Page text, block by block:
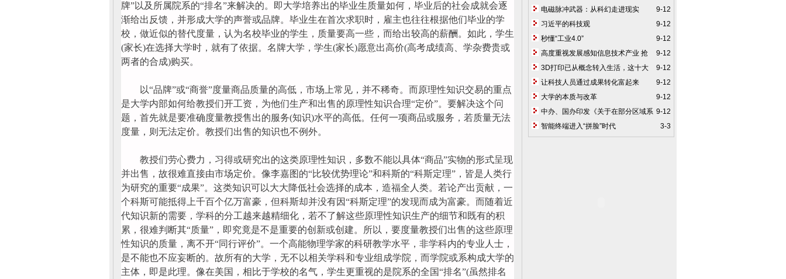
牌”以及所属院系的“排名”来解决的。即大学培养出的毕业生质量如何，毕业后的社会成就会逐
渐给出反馈，并形成大学的声誉或品牌。毕业生在首次求职时，雇主也往往根据他们毕业的学
校，做近似的替代度量，认为名校毕业的学生，质量要高一些，而给出较高的薪酬。如此，学生
(家长)在选择大学时，就有了依据。名牌大学，学生(家长)愿意出高价(高考成绩高、学杂费贵或
两者的合成)购买。
以“品牌”或“商誉”度量商品质量的高低，市场上常见，并不稀奇。而原理性知识交易的重点
是大学内部如何给教授们开工资，为他们生产和出售的原理性知识合理“定价”。要解决这个问
题，首先就是要准确度量教授售出的服务(知识)水平的高低。任何一项商品或服务，若质量无法
度量，则无法定价。教授们出售的知识也不例外。
教授们劳心费力，习得或研究出的这类原理性知识，多数不能以具体“商品”实物的形式呈现
并出售，故很难直接由市场定价。像李嘉图的“比较优势理论”和科斯的“科斯定理”，皆是人类行
为研究的重要“成果”。这类知识可以大大降低社会选择的成本，造福全人类。若论产出贡献，一
个科斯可能抵得上千百个亿万富豪，但科斯却并没有因“科斯定理”的发现而成为富豪。而随着近
代知识新的需要，学科的分工越来越精细化，若不了解这些原理性知识生产的细节和既有的积
累，很难判断其“质量”，即究竟是不是重要的创新或创建。所以，要度量教授们出售的这些原理
性知识的质量，离不开“同行评价”。一个高能物理学家的科研教学水平，非学科内的专业人士，
是不能也不应妄断的。故所有的大学，无不以相关学科和专业组成学院，而学院或系构成大学的
主体，即是此理。像在美国，相比于学校的名气，学生更重视的是院系的全国“排名”(虽然排名
密
9-12
电磁脉冲武器：从科幻走进现实
9-12
习近平的科技观
9-12
秒懂“工业4.0”
9-12
高度重视发展感知信息技术产业 抢
占智能时代制高点
9-12
3D打印已从概念转入生活，这十大
优势将让4D打印成为新蓝海
9-12
让科技人员通过成果转化富起来
（附：中华人民共和国促进科技成果转化
法）
9-12
大学的本质与改革
9-12
中办、国办印发《关于在部分区域系
统推进全面创新改革试验的总体方案》 3-3
智能终端进入“拼脸”时代